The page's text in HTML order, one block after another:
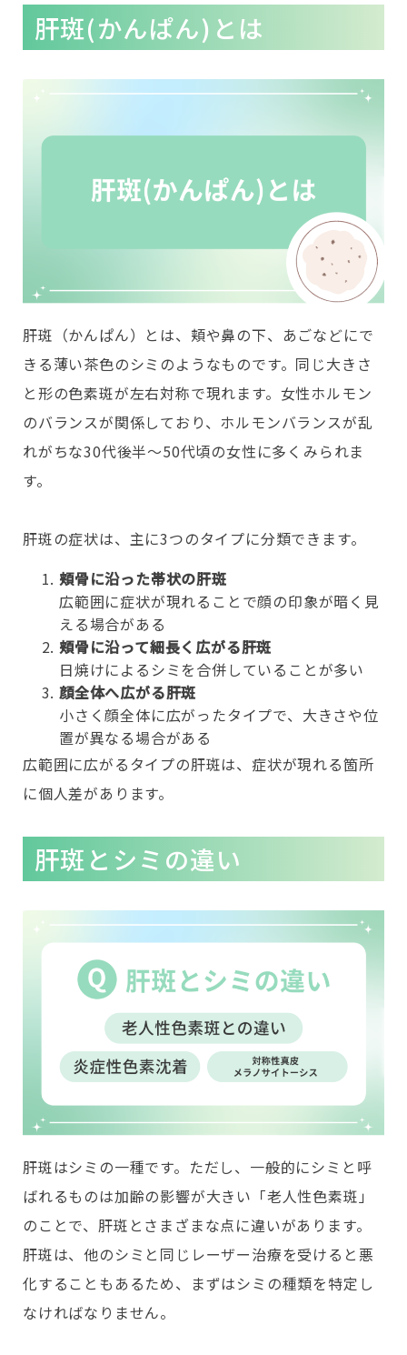
肝斑(かんぱん)とは
肝斑（かんぱん）とは、頬や鼻の下、あごなどにで
きる薄い茶色のシミのようなものです。同じ大きさ
と形の色素斑が左右対称で現れます。女性ホルモン
のバランスが関係しており、ホルモンバランスが乱
れがちな30代後半～50代頃の女性に多くみられま
す。
肝斑の症状は、主に3つのタイプに分類できます。
頬骨に沿った帯状の肝斑
広範囲に症状が現れることで顔の印象が暗く見
える場合がある
頬骨に沿って細長く広がる肝斑
日焼けによるシミを合併していることが多い
顔全体へ広がる肝斑
小さく顔全体に広がったタイプで、大きさや位
置が異なる場合がある
広範囲に広がるタイプの肝斑は、症状が現れる箇所
に個人差があります。
肝斑とシミの違い
肝斑はシミの一種です。ただし、一般的にシミと呼
ばれるものは加齢の影響が大きい「老人性色素斑」
のことで、肝斑とさまざまな点に違いがあります。
肝斑は、他のシミと同じレーザー治療を受けると悪
化することもあるため、まずはシミの種類を特定し
なければなりません。